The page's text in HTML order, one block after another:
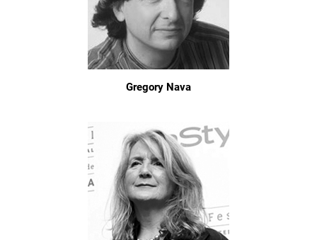
Gregory Nava